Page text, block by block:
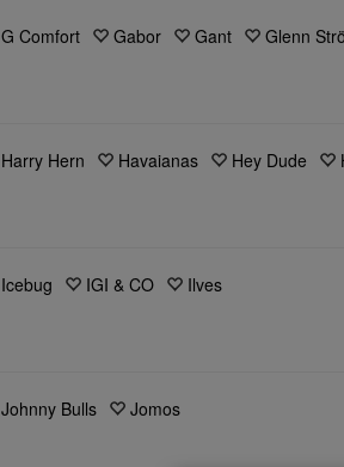
G Comfort Gabor Gant Glenn
Harry Hern Havaianas Hey Dude
Icebug IGI & CO Ilves
Johnny Bulls Jomos